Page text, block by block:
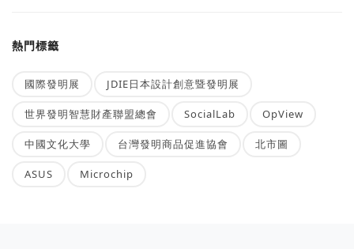
熱門標籤
國際發明展 JDIE日本設計創意暨發明展
世界發明智慧財產聯盟總會 SocialLab OpView
中國文化大學 台灣發明商品促進協會 北市圖
ASUS Microchip